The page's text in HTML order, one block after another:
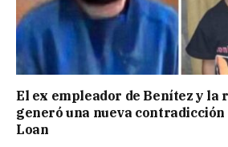
El ex empleador de Benítez y la
generó una nueva
Loan